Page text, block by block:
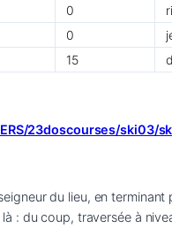
0
0
15
23doscourses/ski03/
du lieu, en
: du coup, traversée à